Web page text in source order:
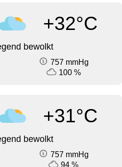
+32°C
bewolkt
757 mmHg
100 %
+31°C
bewolkt
757 mmHg
94 %